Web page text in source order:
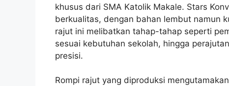
khusus dari SMA Katolik Makale. Stars
berkualitas, dengan bahan lembut namun
rajut ini melibatkan tahap-tahap seperti
sesuai kebutuhan sekolah, hingga
presisi.
Rompi rajut yang diproduksi